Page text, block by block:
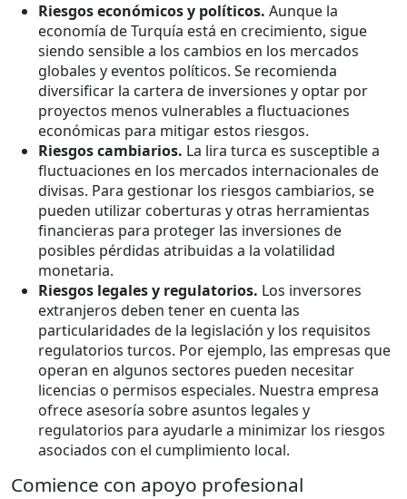
Riesgos económicos y políticos. Aunque la
economía de Turquía está en crecimiento, sigue
siendo sensible a los cambios en los mercados
globales y eventos políticos. Se recomienda
diversificar la cartera de inversiones y optar por
proyectos menos vulnerables a fluctuaciones
económicas para mitigar estos riesgos.
Riesgos cambiarios. La lira turca es susceptible a
fluctuaciones en los mercados internacionales de
divisas. Para gestionar los riesgos cambiarios, se
pueden utilizar coberturas y otras herramientas
financieras para proteger las inversiones de
posibles pérdidas atribuidas a la volatilidad
monetaria.
Riesgos legales y regulatorios. Los inversores
extranjeros deben tener en cuenta las
particularidades de la legislación y los requisitos
regulatorios turcos. Por ejemplo, las empresas que
operan en algunos sectores pueden necesitar
licencias o permisos especiales. Nuestra empresa
ofrece asesoría sobre asuntos legales y
regulatorios para ayudarle a minimizar los riesgos
asociados con el cumplimiento local.
Comience con apoyo profesional